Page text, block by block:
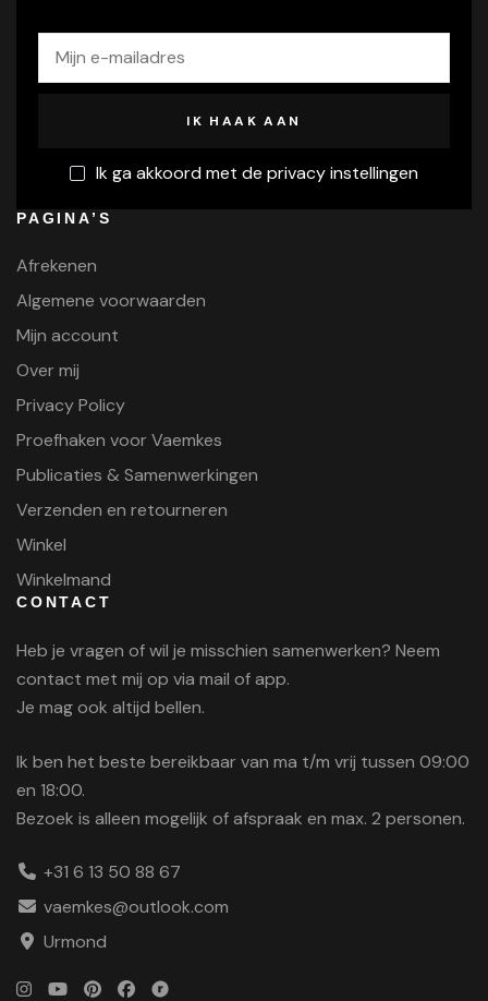
Ik ga akkoord met de privacy instellingen
PAGINA’S
Afrekenen
Algemene voorwaarden
Mijn account
Over mij
Privacy Policy
Proefhaken voor Vaemkes
Publicaties & Samenwerkingen
Verzenden en retourneren
Winkel
Winkelmand
CONTACT
Heb je vragen of wil je misschien samenwerken? Neem
contact met mij op via mail of app.
Je mag ook altijd bellen.
Ik ben het beste bereikbaar van ma t/m vrij tussen 09:00
en 18:00.
Bezoek is alleen mogelijk of afspraak en max. 2 personen.
+31 6 13 50 88 67
vaemkes@outlook.com
Urmond